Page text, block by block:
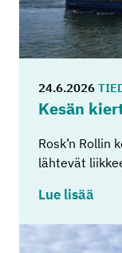
24.6.2026
Kesän
Rosk’n
lähtevät
Lue lisää